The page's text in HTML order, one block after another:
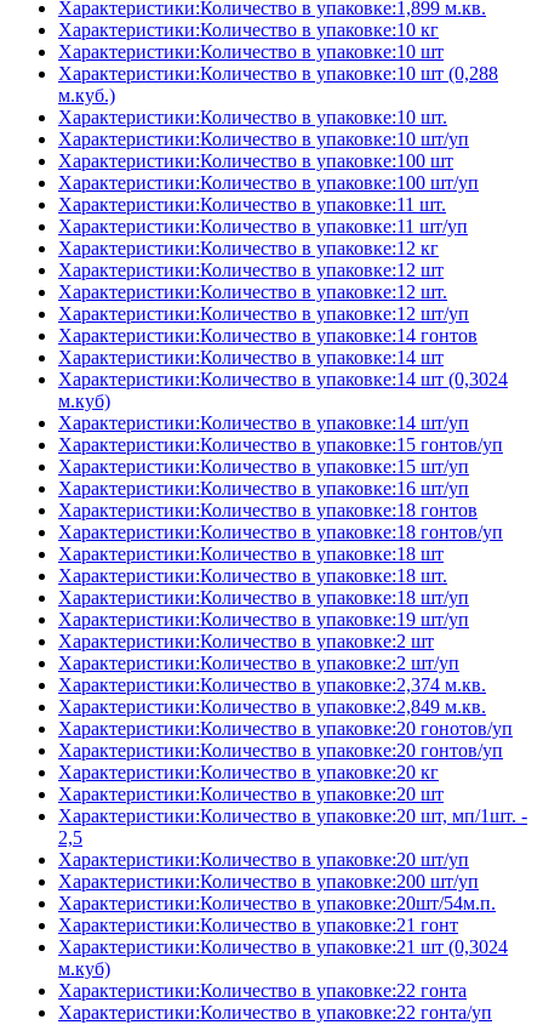
Характеристики:Количество в упаковке:1,899 м.кв.
Характеристики:Количество в упаковке:10 кг
Характеристики:Количество в упаковке:10 шт
Характеристики:Количество в упаковке:10 шт (0,288
м.куб.)
Характеристики:Количество в упаковке:10 шт.
Характеристики:Количество в упаковке:10 шт/уп
Характеристики:Количество в упаковке:100 шт
Характеристики:Количество в упаковке:100 шт/уп
Характеристики:Количество в упаковке:11 шт.
Характеристики:Количество в упаковке:11 шт/уп
Характеристики:Количество в упаковке:12 кг
Характеристики:Количество в упаковке:12 шт
Характеристики:Количество в упаковке:12 шт.
Характеристики:Количество в упаковке:12 шт/уп
Характеристики:Количество в упаковке:14 гонтов
Характеристики:Количество в упаковке:14 шт
Характеристики:Количество в упаковке:14 шт (0,3024
м.куб)
Характеристики:Количество в упаковке:14 шт/уп
Характеристики:Количество в упаковке:15 гонтов/уп
Характеристики:Количество в упаковке:15 шт/уп
Характеристики:Количество в упаковке:16 шт/уп
Характеристики:Количество в упаковке:18 гонтов
Характеристики:Количество в упаковке:18 гонтов/уп
Характеристики:Количество в упаковке:18 шт
Характеристики:Количество в упаковке:18 шт.
Характеристики:Количество в упаковке:18 шт/уп
Характеристики:Количество в упаковке:19 шт/уп
Характеристики:Количество в упаковке:2 шт
Характеристики:Количество в упаковке:2 шт/уп
Характеристики:Количество в упаковке:2,374 м.кв.
Характеристики:Количество в упаковке:2,849 м.кв.
Характеристики:Количество в упаковке:20 гонотов/уп
Характеристики:Количество в упаковке:20 гонтов/уп
Характеристики:Количество в упаковке:20 кг
Характеристики:Количество в упаковке:20 шт
Характеристики:Количество в упаковке:20 шт, мп/1шт. -
2,5
Характеристики:Количество в упаковке:20 шт/уп
Характеристики:Количество в упаковке:200 шт/уп
Характеристики:Количество в упаковке:20шт/54м.п.
Характеристики:Количество в упаковке:21 гонт
Характеристики:Количество в упаковке:21 шт (0,3024
м.куб)
Характеристики:Количество в упаковке:22 гонта
Характеристики:Количество в упаковке:22 гонта/уп